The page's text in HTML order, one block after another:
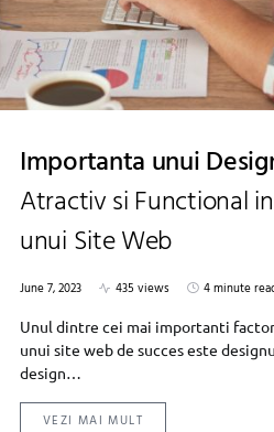
Importanta unui
Atractiv si Functional
unui Site Web
June 7, 2023 435 views
4 minute
Unul dintre cei mai importanti
unui site web de succes este
design…
VEZI MAI MULT